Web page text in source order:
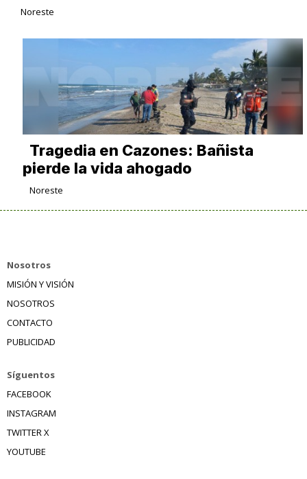
Noreste
Tragedia en Cazones: Bañista
pierde la vida ahogado
Noreste
Nosotros
MISIÓN Y VISIÓN
NOSOTROS
CONTACTO
PUBLICIDAD
Síguentos
FACEBOOK
INSTAGRAM
TWITTER X
YOUTUBE